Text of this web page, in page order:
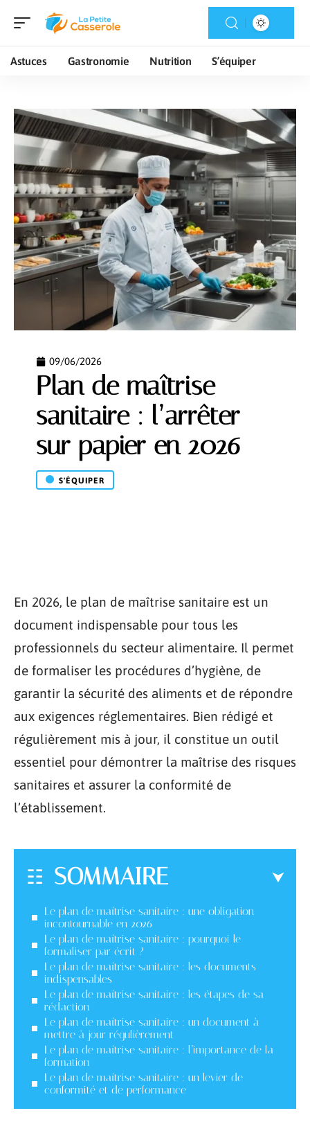
Astuces Gastronomie Nutrition S’équiper
09/06/2026
Plan de maîtrise
sanitaire : l’arrêter
sur papier en 2026
S'ÉQUIPER
En 2026, le plan de maîtrise sanitaire est un
document indispensable pour tous les
professionnels du secteur alimentaire. Il permet
de formaliser les procédures d’hygiène, de
garantir la sécurité des aliments et de répondre
aux exigences réglementaires. Bien rédigé et
régulièrement mis à jour, il constitue un outil
essentiel pour démontrer la maîtrise des risques
sanitaires et assurer la conformité de
l’établissement.
SOMMAIRE
Le plan de maîtrise sanitaire : une obligation
incontournable en 2026
Le plan de maîtrise sanitaire : pourquoi le
formaliser par écrit ?
Le plan de maîtrise sanitaire : les documents
indispensables
Le plan de maîtrise sanitaire : les étapes de sa
rédaction
Le plan de maîtrise sanitaire : un document à
mettre à jour régulièrement
Le plan de maîtrise sanitaire : l’importance de la
formation
Le plan de maîtrise sanitaire : un levier de
conformité et de performance